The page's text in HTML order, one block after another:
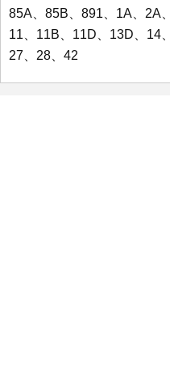
85A、85B、891、1A、2A
11、11B、11D、13D、14
27、28、42